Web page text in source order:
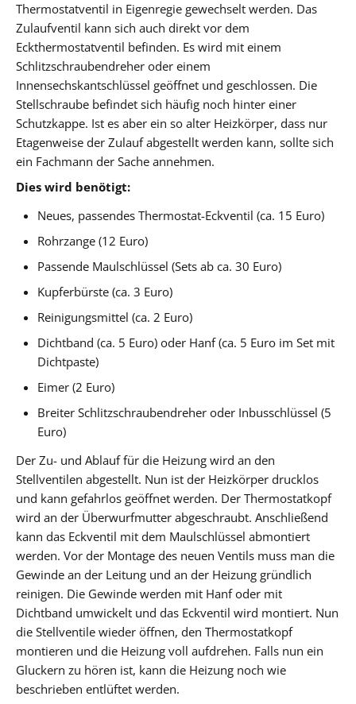
Thermostatventil in Eigenregie gewechselt werden. Das
Zulaufventil kann sich auch direkt vor dem
Eckthermostatventil befinden. Es wird mit einem
Schlitzschraubendreher oder einem
Innensechskantschlüssel geöffnet und geschlossen. Die
Stellschraube befindet sich häufig noch hinter einer
Schutzkappe. Ist es aber ein so alter Heizkörper, dass nur
Etagenweise der Zulauf abgestellt werden kann, sollte sich
ein Fachmann der Sache annehmen.
Dies wird benötigt:
Neues, passendes Thermostat-Eckventil (ca. 15 Euro)
Rohrzange (12 Euro)
Passende Maulschlüssel (Sets ab ca. 30 Euro)
Kupferbürste (ca. 3 Euro)
Reinigungsmittel (ca. 2 Euro)
Dichtband (ca. 5 Euro) oder Hanf (ca. 5 Euro im Set mit
Dichtpaste)
Eimer (2 Euro)
Breiter Schlitzschraubendreher oder Inbusschlüssel (5
Euro)
Der Zu- und Ablauf für die Heizung wird an den
Stellventilen abgestellt. Nun ist der Heizkörper drucklos
und kann gefahrlos geöffnet werden. Der Thermostatkopf
wird an der Überwurfmutter abgeschraubt. Anschließend
kann das Eckventil mit dem Maulschlüssel abmontiert
werden. Vor der Montage des neuen Ventils muss man die
Gewinde an der Leitung und an der Heizung gründlich
reinigen. Die Gewinde werden mit Hanf oder mit
Dichtband umwickelt und das Eckventil wird montiert. Nun
die Stellventile wieder öffnen, den Thermostatkopf
montieren und die Heizung voll aufdrehen. Falls nun ein
Gluckern zu hören ist, kann die Heizung noch wie
beschrieben entlüftet werden.